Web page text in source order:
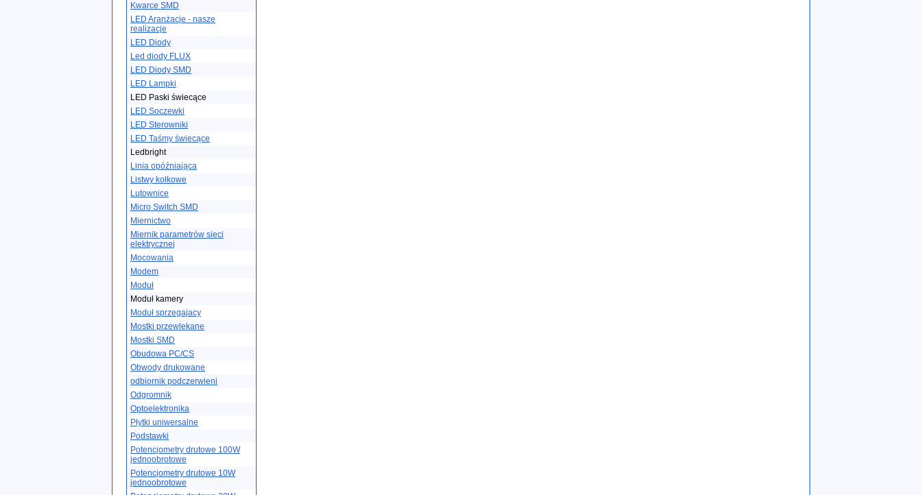
Kwarce SMD
LED Aranżacje - nasze
realizacje
LED Diody
Led diody FLUX
LED Diody SMD
LED Lampki
LED Paski świecące
LED Soczewki
LED Sterowniki
LED Taśmy świecące
Ledbright
Linia opóźniająca
Listwy kołkowe
Lutownice
Micro Switch SMD
Miernictwo
Miernik parametrów sieci
elektrycznej
Mocowania
Modem
Moduł
Moduł kamery
Moduł sprzegajacy
Mostki przewlekane
Mostki SMD
Obudowa PC/CS
Obwody drukowane
odbiornik podczerwieni
Odgromnik
Optoelektronika
Płytki uniwersalne
Podstawki
Potencjometry drutowe 100W
jednoobrotowe
Potencjometry drutowe 10W
jednoobrotowe